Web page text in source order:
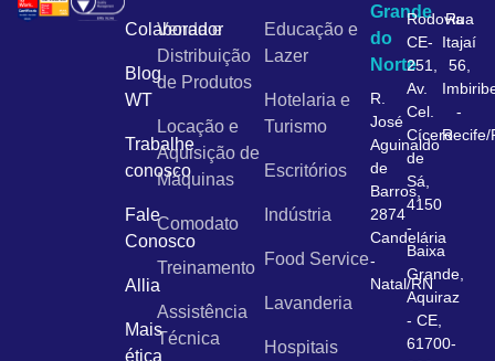
Colaborador
Blog
WT
Trabalhe
conosco
Fale
Conosco
Allia
Mais
ética
Venda e
Distribuição
de Produtos
Locação e
Aquisição de
Máquinas
Comodato
Treinamento
Assistência
Técnica
Educação e
Lazer
Hotelaria e
Turismo
Escritórios
Indústria
Food Service
Lavanderia
Hospitais
Grande
do
Norte
R.
José
Aguinaldo
de
Barros,
2874
Candelária
-
Natal/RN
Rodovia
CE-
251,
Av.
Cel.
Cícero
de
Sá,
4150
-
Baixa
Grande,
Aquiraz
- CE,
61700-
Rua
Itajaí
56,
-
Recife/